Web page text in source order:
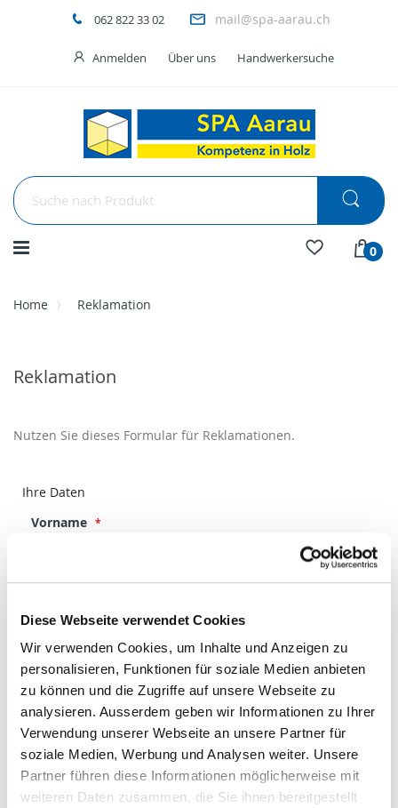
Diese Webseite verwendet Cookies
Wir verwenden Cookies, um Inhalte und Anzeigen zu
personalisieren, Funktionen für soziale Medien anbieten
zu können und die Zugriffe auf unsere Webseite zu
analysieren. Ausserdem geben wir Informationen zu Ihrer
Verwendung unserer Webseite an unsere Partner für
soziale Medien, Werbung und Analysen weiter. Unsere
Partner führen diese Informationen möglicherweise mit
weiteren Daten zusammen, die Sie ihnen bereitgestellt
062 822 33 02 mail@spa-aarau.ch
Anmelden Über uns Handwerkersuche
Menü
0
Home Reklamation
Reklamation
Nutzen Sie dieses Formular für Reklamationen.
Ihre Daten
Vorname
Firma
Ort